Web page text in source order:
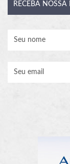
RECEBA NOSSA